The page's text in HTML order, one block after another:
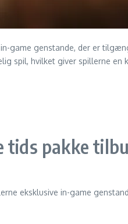
game genstande, der er
spil, hvilket giver spillerne
tids pakke
eksklusive in-game